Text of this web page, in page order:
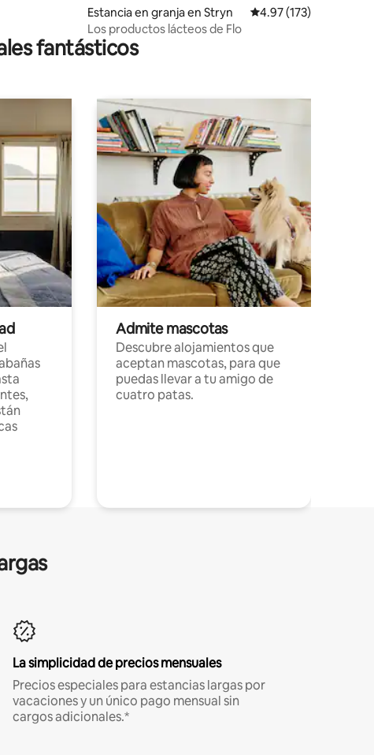
Estancia en granja en Stryn Calificación promedio:
4.97 (173)
Los productos lácteos de Flo
fantásticos
Admite mascotas
Descubre alojamientos que
aceptan mascotas, para que
puedas llevar a tu amigo de
cuatro patas.
La simplicidad de precios mensuales
Precios especiales para estancias largas por
vacaciones y un único pago mensual sin
cargos adicionales.*